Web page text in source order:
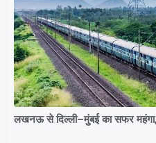
लखनऊ से दिल्ली–मुंबई का सफर महंगा,